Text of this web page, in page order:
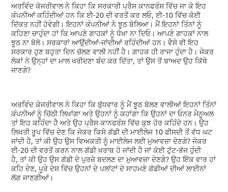
ਅਰਵਿੰਦ ਕੇਜਰੀਵਾਲ ਨੇ ਕਿਹਾ ਕਿ ਸਰਕਾਰੀ ਪ੍ਰੈਸ ਕਾਨਫਰੰਸ ਵਿੱਚ ਜਾ ਕੇ ਇਹ
ਕੰਪਨੀਆਂ ਕਹਿੰਦੀਆਂ ਹਨ ਕਿ ਈ-20 ਦੀ ਵਰਤੋਂ ਕਰ ਲਓ, ਈ-10 ਵਿੱਚ ਕੋਈ
ਦਿੱਕਤ ਨਹੀਂ ਹੋਵੇਗੀ। ਇਹਨਾਂ ਕੰਪਨੀਆਂ ਨੇ ਝੂਠ ਬੋਲਿਆ। ਮੈਂ ਇਹਨਾਂ ਤਿੰਨਾਂ ਨੂੰ
ਕਹਿਣਾ ਚਾਹੁੰਦਾ ਹਾਂ ਕਿ ਆਪਣੇ ਗਾਹਕਾਂ ਨੂੰ ਧੋਖਾ ਨਾ ਦਿਓ। ਆਪਣੇ ਗਾਹਕਾਂ ਨਾਲ
ਝੂਠ ਨਾ ਬੋਲੋ। ਸਰਕਾਰਾਂ ਆਉਂਦੀਆਂ-ਜਾਂਦੀਆਂ ਰਹਿੰਦੀਆਂ ਹਨ। ਵੈਸੇ ਵੀ ਇਹ
ਸਰਕਾਰ ਹੁਣ ਬਹੁਤਾ ਦਿਨ ਚੱਲਣ ਵਾਲੀ ਨਹੀਂ ਹੈ। ਗਾਹਕ ਹੀ ਰਾਜਾ ਹੁੰਦਾ ਹੈ। ਜੇਕਰ
ਲੋਕਾਂ ਨੇ ਉਨ੍ਹਾਂ ਦਾ ਮਾਲ ਖਰੀਦਣਾ ਬੰਦ ਕਰ ਦਿੱਤਾ, ਤਾਂ ਉਸ ਤੋਂ ਬਾਅਦ ਉਹ ਕਿੱਥੇ
ਜਾਣਗੇ?
ਅਰਵਿੰਦ ਕੇਜਰੀਵਾਲ ਨੇ ਕਿਹਾ ਕਿ ਬੁੱਧਵਾਰ ਨੂੰ ਮੈਂ ਝੂਠ ਬੋਲਣ ਵਾਲੀਆਂ ਇਹਨਾਂ ਤਿੰਨਾਂ
ਕੰਪਨੀਆਂ ਨੂੰ ਚਿੱਠੀ ਲਿਖਾਂਗਾ ਅਤੇ ਉਹਨਾਂ ਨੂੰ ਕਹਾਂਗਾ ਕਿ ਉਹਨਾਂ ਦਾ ਓਨਰ ਮੈਨੂਅਲ
ਤਾਂ ਇਹ ਕਹਿੰਦਾ ਹੈ ਅਤੇ ਉਹ ਪ੍ਰੈਸ ਕਾਨਫਰੰਸ ਵਿੱਚ ਕੁਝ ਹੋਰ ਕਹਿੰਦੇ ਹਨ। ਉਹ
ਲਿਖਤੀ ਰੂਪ ਵਿੱਚ ਦੇਣ ਕਿ ਜੇਕਰ ਕਿਸੇ ਗੱਡੀ ਦੀ ਮਾਈਲੇਜ 10 ਫੀਸਦੀ ਤੋਂ ਵੱਧ ਘਟ
ਜਾਂਦੀ ਹੈ, ਤਾਂ ਕੀ ਉਹ ਉਸ ਵਿਅਕਤੀ ਨੂੰ ਮਾਈਲੇਜ ਲਈ ਮੁਆਵਜ਼ਾ ਦੇਣਗੇ? ਜੇਕਰ
ਈ-20 ਦੀ ਵਰਤੋਂ ਕਰਨ ਨਾਲ ਗੱਡੀ ਖ਼ਰਾਬ ਹੋ ਜਾਂਦੀ ਹੈ ਜਾਂ ਕੋਈ ਟੁੱਟ-ਭੱਜ ਹੁੰਦੀ
ਹੈ, ਤਾਂ ਕੀ ਉਹ ਉਸ ਗੱਡੀ ਦੇ ਪੁਰਜ਼ੇ ਬਦਲਣ ਦਾ ਮੁਆਵਜ਼ਾ ਦੇਣਗੇ? ਉਹ ਇੱਕ ਵਾਰ ਹਾਂ
ਕਹਿ ਦੇਣ, ਪੂਰੇ ਦੇਸ਼ ਵਿੱਚ ਉਹਨਾਂ ਦੇ ਪਲਾਂਟਾਂ ਦੇ ਸਾਹਮਣੇ ਗੱਡੀਆਂ ਦੀਆਂ ਲਾਈਨਾਂ
ਲੱਗ ਜਾਣਗੀਆਂ।